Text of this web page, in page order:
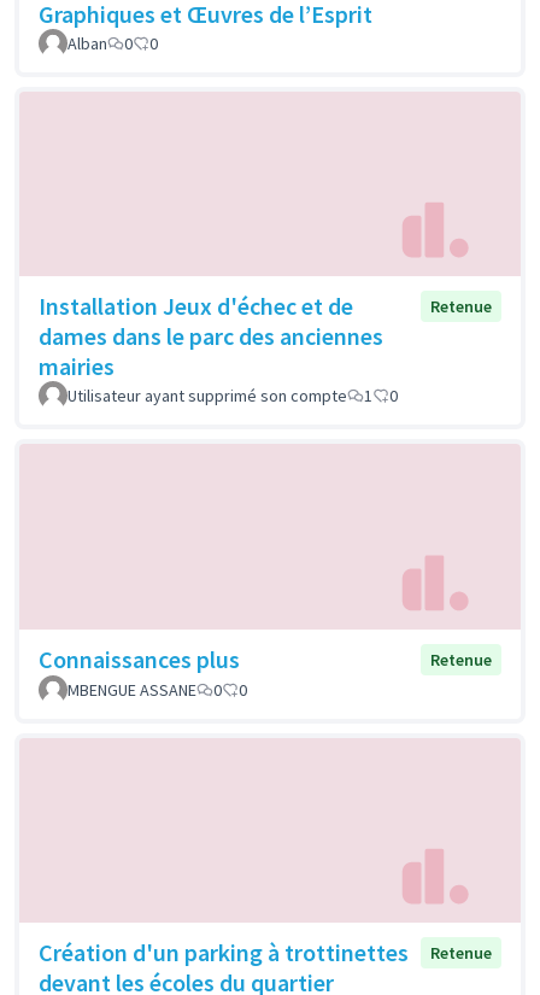
Graphiques et Œuvres de l’Esprit
Alban 0 0
Installation Jeux d'échec et de
dames dans le parc des anciennes
mairies
Retenue
Utilisateur ayant supprimé son compte 1 0
Connaissances plus
Retenue
MBENGUE ASSANE
0 0
Création d'un parking à trottinettes
devant les écoles du quartier
Retenue